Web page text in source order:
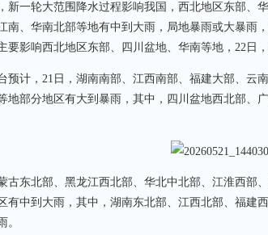
新一轮大范围降水过程影响我国，西北地区东部、
南、华南北部等地有中到大雨，局地暴雨或大暴雨
要影响西北地区东部、四川盆地、华南等地，22日
预计，21日，湖南南部、江西南部、福建大部、云
地部分地区有大到暴雨，其中，四川盆地西北部、
古东北部、黑龙江西北部、华北中北部、江淮西部
有中到大雨，其中，湖南东北部、江西北部、福建
。